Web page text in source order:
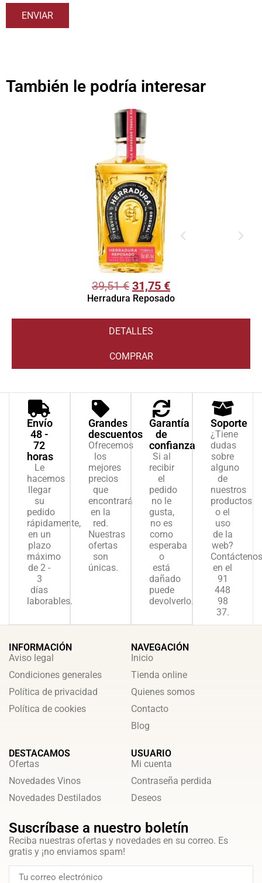
También le podría interesar
39,51€ 31,75 €
Herradura Reposado
DETALLES
COMPRAR
Envío
48 -
72
horas
Le
hacemos
llegar
su
pedido
rápidamente,
en un
plazo
máximo
de 2 -
3
días
laborables.
Grandes
descuentos
Ofrecemos
los
mejores
precios
que
encontrará
en la
red.
Nuestras
ofertas
son
únicas.
Garantía
de
confianza
Si al
recibir
el
pedido
no le
gusta,
no es
como
esperaba
o
está
dañado
puede
devolverlo.
Soporte
¿Tiene
dudas
sobre
alguno
de
nuestros
productos
o el
uso
de la
web?
Contáctenos
en el
91
448
98
37.
INFORMACIÓN
Aviso legal
Condiciones generales
Política de privacidad
Política de cookies
NAVEGACIÓN
Inicio
Tienda online
Quienes somos
Contacto
Blog
DESTACAMOS
Ofertas
Novedades Vinos
Novedades Destilados
USUARIO
Mi cuenta
Contraseña perdida
Deseos
Suscríbase a nuestro boletín
Reciba nuestras ofertas y novedades en su correo. Es
gratis y ¡no enviamos spam!